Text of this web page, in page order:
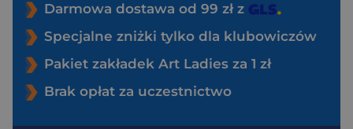
Darmowa dostawa od 99 zł z
Specjalne zniżki tylko dla klubowiczów
Pakiet zakładek Art Ladies za 1 zł
Brak opłat za uczestnictwo